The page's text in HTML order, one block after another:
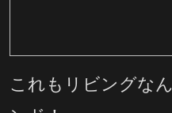
これもリビングな